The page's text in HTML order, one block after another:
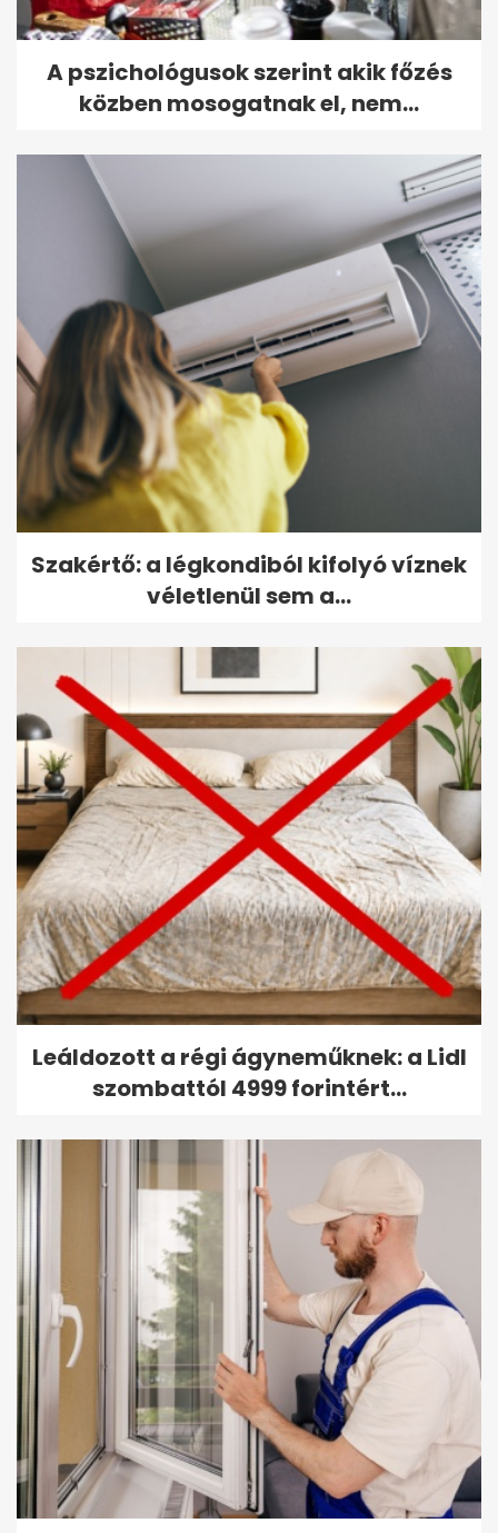
A pszichológusok szerint akik főzés
közben mosogatnak el, nem...
Szakértő: a légkondiból kifolyó víznek
véletlenül sem a...
Leáldozott a régi ágyneműknek: a Lidl
szombattól 4999 forintért...